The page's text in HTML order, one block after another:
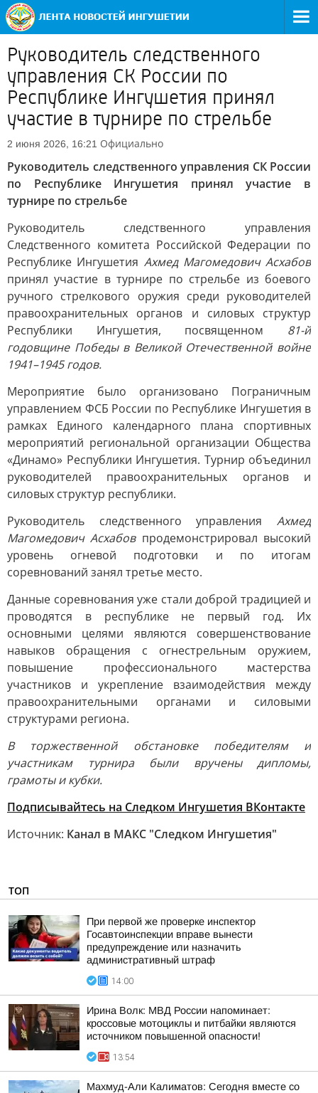
Руководитель следственного
управления СК России по
Республике Ингушетия принял
участие в турнире по стрельбе
2 июня 2026, 16:21 Официально
Руководитель следственного управления СК России
по Республике Ингушетия принял участие в
турнире по стрельбе
Руководитель следственного управления
Следственного комитета Российской Федерации по
Республике Ингушетия Ахмед Магомедович Асхабов
принял участие в турнире по стрельбе из боевого
ручного стрелкового оружия среди руководителей
правоохранительных органов и силовых структур
Республики Ингушетия, посвященном 81-й
годовщине Победы в Великой Отечественной войне
1941–1945 годов.
Мероприятие было организовано Пограничным
управлением ФСБ России по Республике Ингушетия в
рамках Единого календарного плана спортивных
мероприятий региональной организации Общества
«Динамо» Республики Ингушетия. Турнир объединил
руководителей правоохранительных органов и
силовых структур республики.
Руководитель следственного управления Ахмед
Магомедович Асхабовпродемонстрировал высокий
уровень огневой подготовки и по итогам
соревнований занял третье место.
Данные соревнования уже стали доброй традицией и
проводятся в республике не первый год. Их
основными целями являются совершенствование
навыков обращения с огнестрельным оружием,
повышение профессионального мастерства
участников и укрепление взаимодействия между
правоохранительными органами и силовыми
структурами региона.
В торжественной обстановке победителям и
участникам турнира были вручены дипломы,
грамоты и кубки.
Подписывайтесь на Следком Ингушетия ВКонтакте
Источник: Канал в МАКС "Следком Ингушетия"
ТОП
При первой же проверке инспектор
Госавтоинспекции вправе вынести
предупреждение или назначить
административный штраф
14:00
Ирина Волк: МВД России напоминает:
кроссовые мотоциклы и питбайки являются
источником повышенной опасности!
13:54
Махмуд-Али Калиматов: Сегодня вместе со